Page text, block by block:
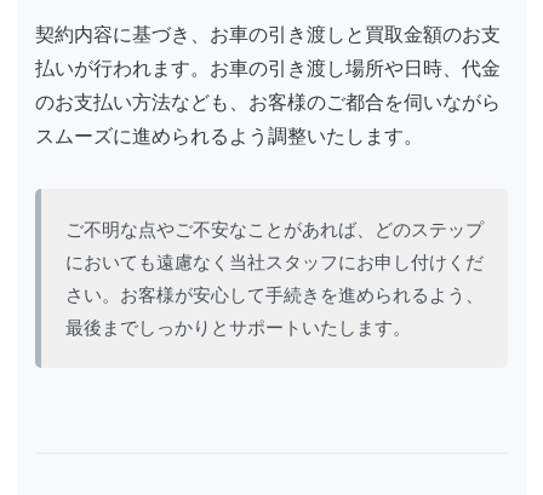
契約内容に基づき、お車の引き渡しと買取金額のお支
払いが行われます。お車の引き渡し場所や日時、代金
のお支払い方法なども、お客様のご都合を伺いながら
スムーズに進められるよう調整いたします。
ご不明な点やご不安なことがあれば、どのステップ
においても遠慮なく当社スタッフにお申し付けくだ
さい。お客様が安心して手続きを進められるよう、
最後までしっかりとサポートいたします。